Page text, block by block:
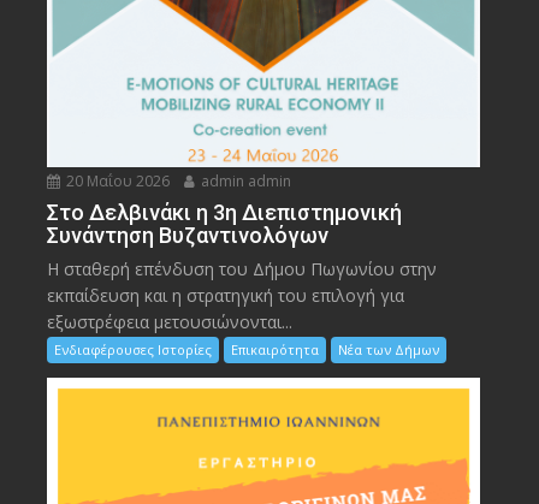
20 Μαΐου 2026 admin admin
Στο Δελβινάκι η 3η Διεπιστημονική
Συνάντηση Βυζαντινολόγων
Η σταθερή επένδυση του Δήμου Πωγωνίου στην
εκπαίδευση και η στρατηγική του επιλογή για
εξωστρέφεια μετουσιώνονται...
Ενδιαφέρουσες Ιστορίες Επικαιρότητα Νέα των Δήμων